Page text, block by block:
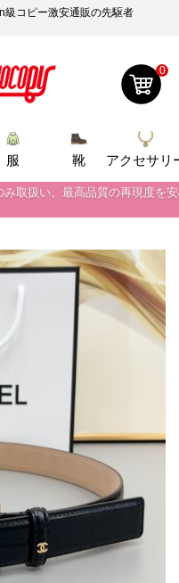
級コピー激安通販の先駆者
0
服 靴
アクセサリ
取扱い。最高品質の再現度を
文でお得な割引をご利用いただ
ー バッグ最新モデルが登場。